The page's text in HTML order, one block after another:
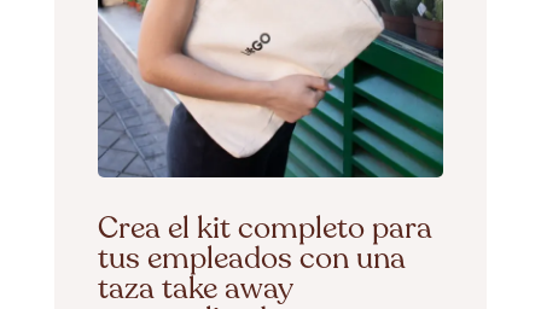
Crea el kit completo para
tus empleados con una
taza take away